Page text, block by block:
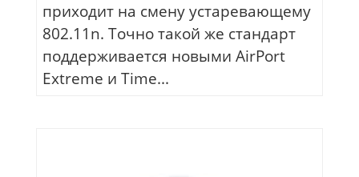
приходит на смену устаревающему
802.11n. Точно такой же стандарт
поддерживается новыми AirPort
Extreme и Time...